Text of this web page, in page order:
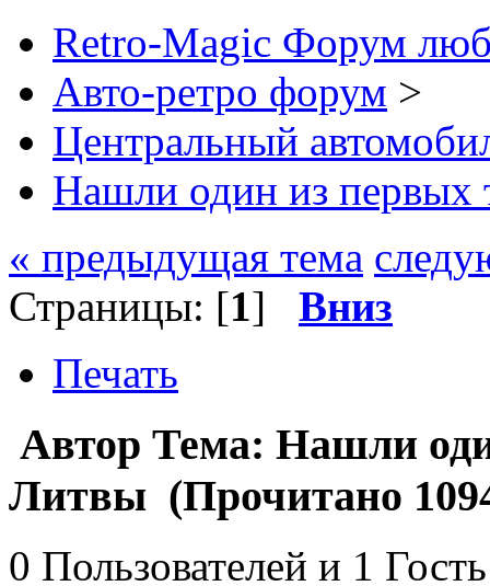
Retro-Magic Форум
Авто-ретро форум >
Центральный
Нашли один из первых
« предыдущая тема
Страницы: [1] Вниз
Печать
Автор Тема: Нашли
Литвы (Прочитано
0 Пользователей и 1